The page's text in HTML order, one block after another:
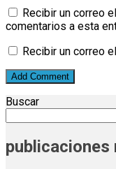
Recibir un correo
comentarios a esta
Recibir un correo
Buscar
publicaciones